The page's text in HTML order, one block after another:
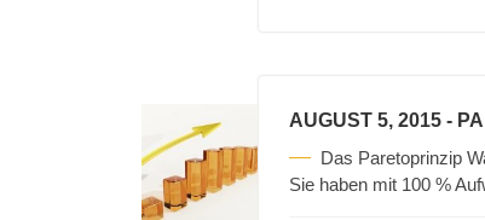
AUGUST 5, 2015 -
Das Paretoprinzip
Sie haben mit 100 %